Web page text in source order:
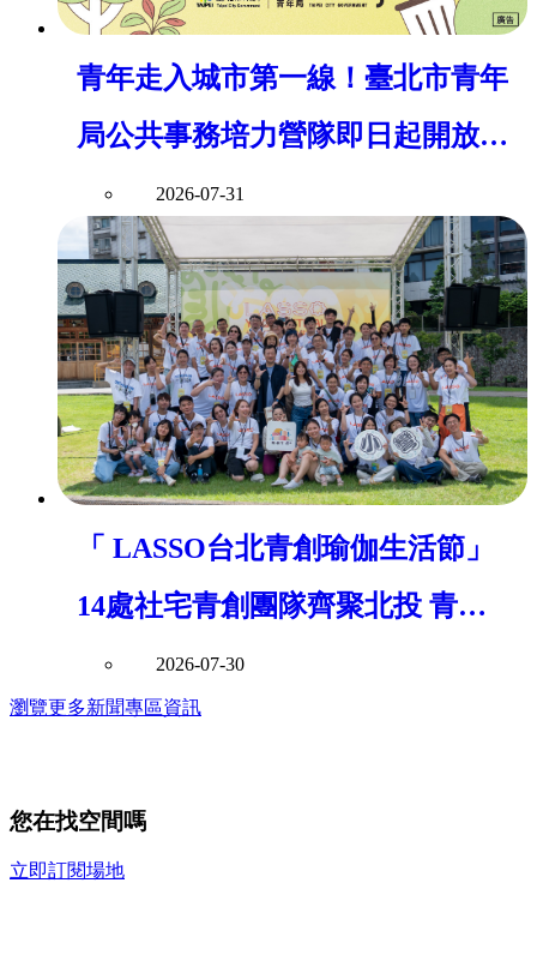
青年走入城市第一線！臺北市青年
局公共事務培力營隊即日起開放報
名
2026-07-31
「 LASSO台北青創瑜伽生活節」
14處社宅青創團隊齊聚北投 青年
局串聯青年創意打造社區共好新風
景
2026-07-30
瀏覽更多新聞專區資訊
您在找空間嗎
立即訂閱場地